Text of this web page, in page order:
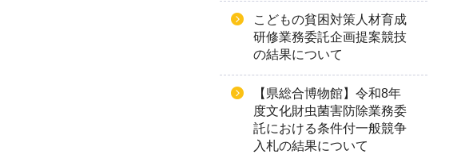
こどもの貧困対策人材育成
研修業務委託企画提案競技
の結果について
【県総合博物館】令和8年
度文化財虫菌害防除業務委
託における条件付一般競争
入札の結果について